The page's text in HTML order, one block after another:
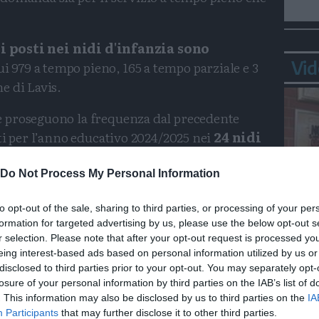
Do Not Process My Personal Information
opt-out of the sale, sharing to third parties, or processing of your
for targeted advertising by us, please use the below opt-out
selection. Please note that after your opt-out request is processed
interest-based ads based on personal information utilized by us
to third parties prior to your opt-out. You may separately
of your personal information by third parties on the IAB’s list of
This information may also be disclosed by us to third parties on the
Participants that may further disclose it to other third parties.
i posti nei nidi d'infanzia sono
979 a tempo pieno, 165 a tempo parziale e 3
di Lavis.
la frequenza dal precedente
l’anno educativo 2024/2025 nei 24 nidi
posti soddisfano il 74% delle richieste
alle rinunce, fisiologiche, nella
ammessi altri bambini
le posizioni e le assegnazioni in base ai